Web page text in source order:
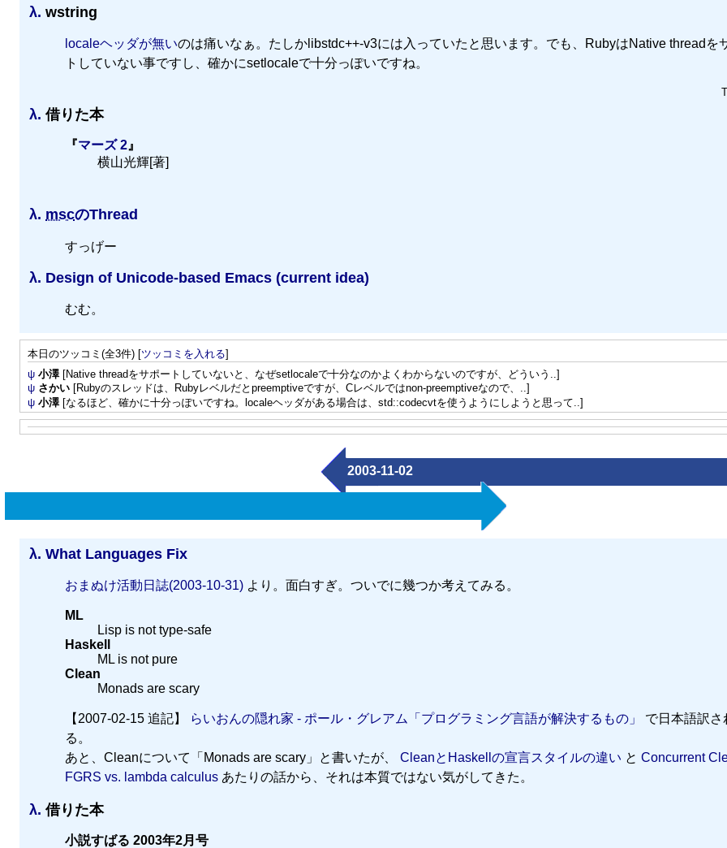
λ. wstring
localeヘッダが無いのは痛いなぁ。たしかlibstdc++-v3には入っていたと思います。でも、RubyはNative threadを
トしていない事ですし、確かにsetlocaleで十分っぽいですね。
λ. 借りた本
『マーズ 2』
横山光輝[著]
λ. mscのThread
すっげー
λ. Design of Unicode-based Emacs (current idea)
むむ。
本日のツッコミ(全3件) [ツッコミを入れる]
ψ 小澤[Native threadをサポートしていないと、なぜsetlocaleで十分なのかよくわからないのですが、どういう..]
ψ さかい[Rubyのスレッドは、Rubyレベルだとpreemptiveですが、Cレベルではnon-preemptiveなので、..]
ψ 小澤[なるほど、確かに十分っぽいですね。localeヘッダがある場合は、std::codecvtを使うようにしようと思って..]
2003-11-02
λ. What Languages Fix
おまぬけ活動日誌(2003-10-31)より。面白すぎ。ついでに幾つか考えてみる。
ML
Lisp is not type-safe
Haskell
ML is not pure
Clean
Monads are scary
【2007-02-15 追記】 らいおんの隠れ家 - ポール・グレアム「プログラミング言語が解決するもの」
で日本語訳さ
る。
あと、Cleanについて「Monads are scary」と書いたが、 CleanとHaskellの宣言スタイルの違い と Concurrent
FGRS vs. lambda calculusあたりの話から、それは本質ではない気がしてきた。
λ. 借りた本
小説すばる 2003年2月号